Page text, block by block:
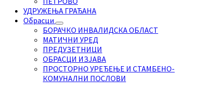
УДРУЖЕЊА ГРАЂАНА
Обрасци
БОРАЧКО ИНВАЛИДСКА ОБЛАСТ
МАТИЧНИ УРЕД
ПРЕДУЗЕТНИЦИ
ОБРАСЦИ ИЗЈАВА
ПРОСТОРНО УРЕЂЕЊЕ И СТАМБЕНО-
КОМУНАЛНИ ПОСЛОВИ